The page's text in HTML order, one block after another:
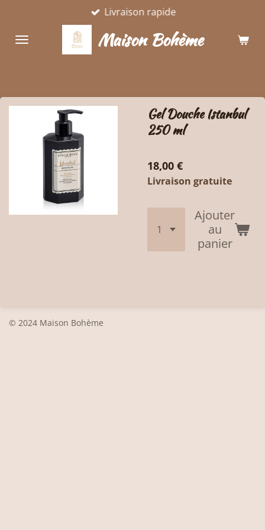
contenu
Maison Bohème
Livraison rapide
Gel Douche Istanbul
250 ml
18,00 €
Livraison gratuite
Ajouter
au
panier
© 2024 Maison Bohème